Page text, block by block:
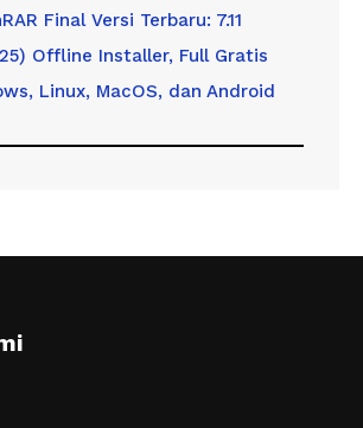
Final Versi Terbaru: 7.11
Offline Installer, Full Gratis
Linux, MacOS, dan Android